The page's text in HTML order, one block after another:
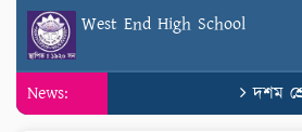
West End High School
News: দশম